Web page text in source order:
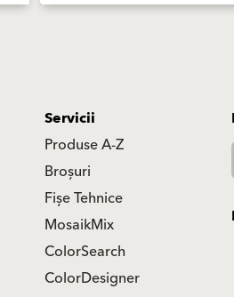
Servicii
Produse A-Z
Broșuri
Fișe Tehnice
MosaikMix
ColorSearch
ColorDesigner